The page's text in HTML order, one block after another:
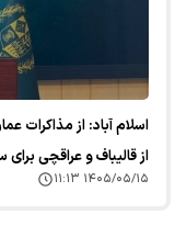
اسلام آباد: از مذاکرات
از قالیباف و عراقچی برای
۱۴۰۵/۰۵/۱۵ ۱۱:۱۳